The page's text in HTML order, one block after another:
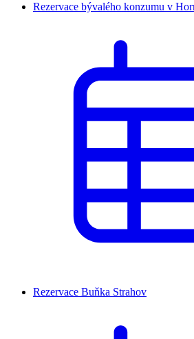
Rezervace bývalého konzumu v
Rezervace Buňka Strahov